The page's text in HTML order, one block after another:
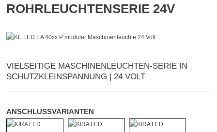
Aktuelles
ROHRLEUCHTENSERIE 24V
VIELSEITIGE MASCHINENLEUCHTEN-SERIE IN
SCHUTZKLEINSPANNUNG | 24 VOLT
ANSCHLUSSVARIANTEN